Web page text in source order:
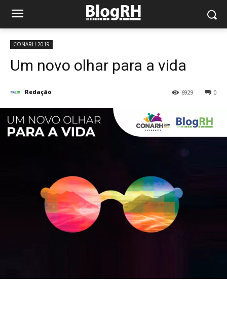
CONARH 2019
Um novo olhar para a vida
Redação 0
6929